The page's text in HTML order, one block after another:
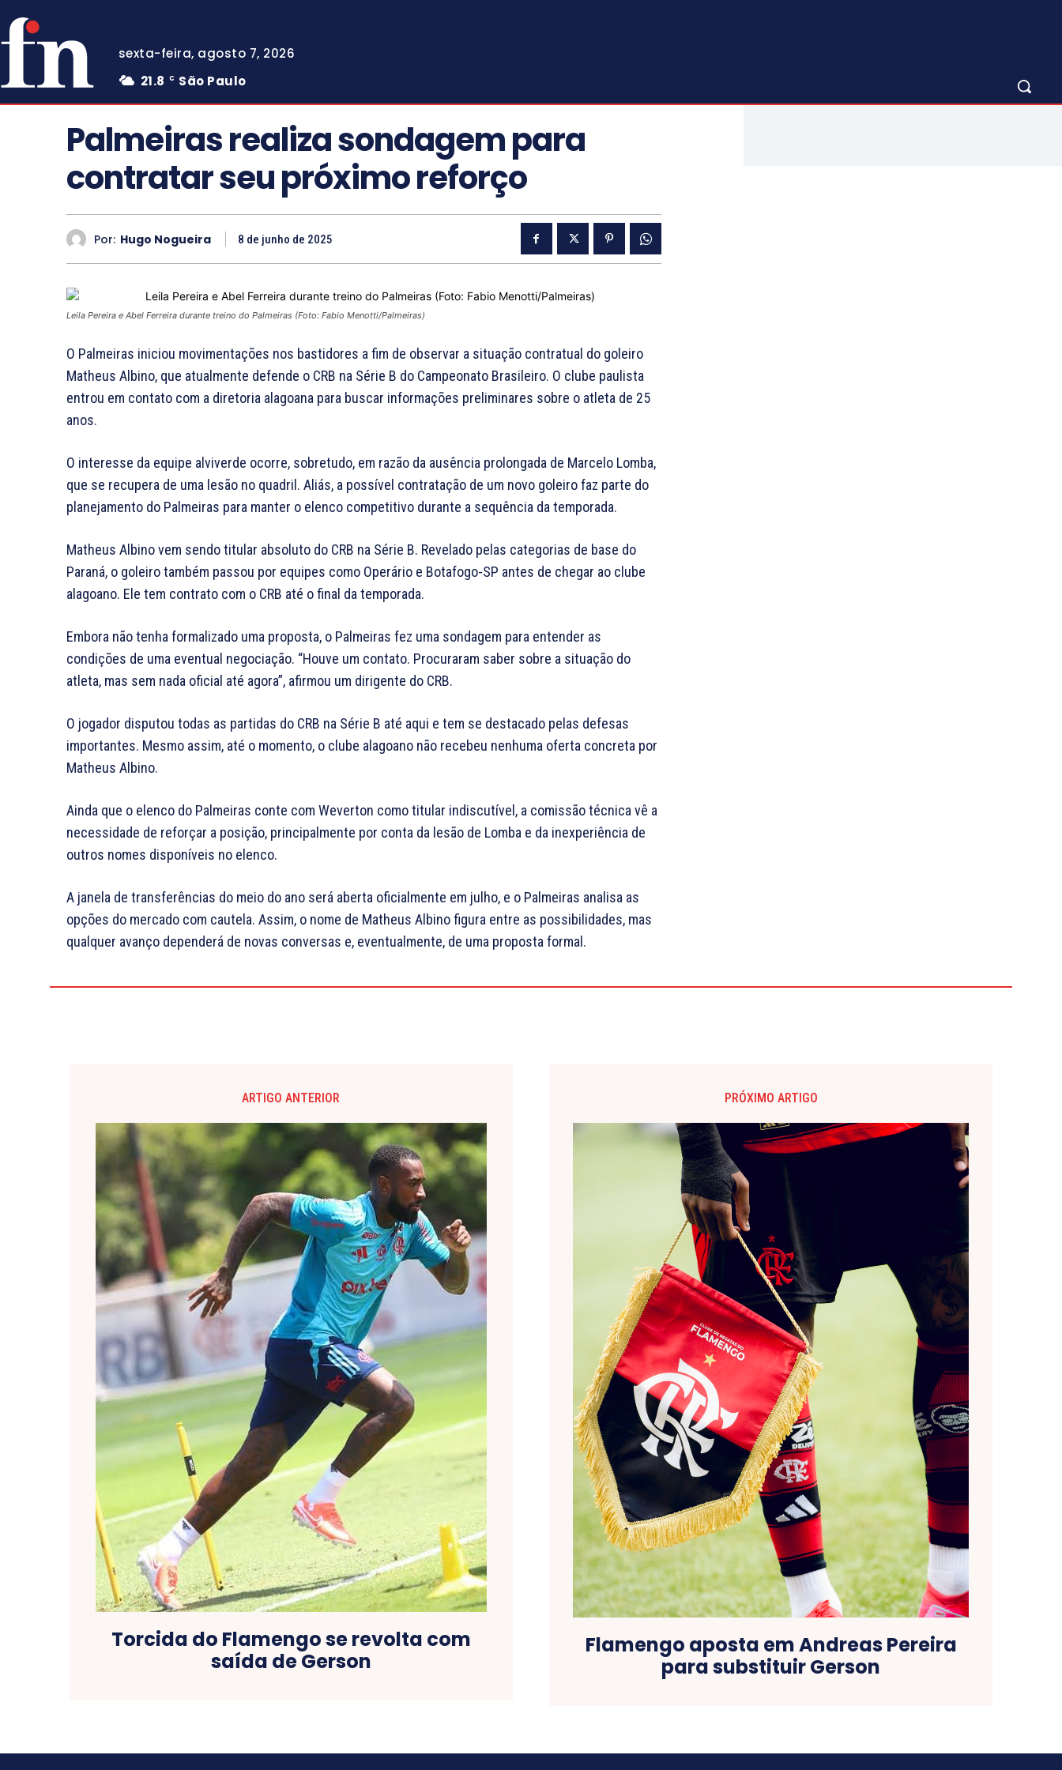
sexta-feira, agosto 7, 2026
21.8
C São Paulo
Palmeiras realiza sondagem para
contratar seu próximo reforço
Por: Hugo Nogueira 8 de junho de 2025
Leila Pereira e Abel Ferreira durante treino do Palmeiras (Foto: Fabio Menotti/Palmeiras)
O Palmeiras iniciou movimentações nos bastidores a fim de observar a situação contratual do goleiro
Matheus Albino, que atualmente defende o CRB na Série B do Campeonato Brasileiro. O clube paulista
entrou em contato com a diretoria alagoana para buscar informações preliminares sobre o atleta de 25
anos.
O interesse da equipe alviverde ocorre, sobretudo, em razão da ausência prolongada de Marcelo Lomba,
que se recupera de uma lesão no quadril. Aliás, a possível contratação de um novo goleiro faz parte do
planejamento do Palmeiras para manter o elenco competitivo durante a sequência da temporada.
Matheus Albino vem sendo titular absoluto do CRB na Série B. Revelado pelas categorias de base do
Paraná, o goleiro também passou por equipes como Operário e Botafogo-SP antes de chegar ao clube
alagoano. Ele tem contrato com o CRB até o final da temporada.
Embora não tenha formalizado uma proposta, o Palmeiras fez uma sondagem para entender as
condições de uma eventual negociação. “Houve um contato. Procuraram saber sobre a situação do
atleta, mas sem nada oficial até agora”, afirmou um dirigente do CRB.
O jogador disputou todas as partidas do CRB na Série B até aqui e tem se destacado pelas defesas
importantes. Mesmo assim, até o momento, o clube alagoano não recebeu nenhuma oferta concreta por
Matheus Albino.
Ainda que o elenco do Palmeiras conte com Weverton como titular indiscutível, a comissão técnica vê a
necessidade de reforçar a posição, principalmente por conta da lesão de Lomba e da inexperiência de
outros nomes disponíveis no elenco.
A janela de transferências do meio do ano será aberta oficialmente em julho, e o Palmeiras analisa as
opções do mercado com cautela. Assim, o nome de Matheus Albino figura entre as possibilidades, mas
qualquer avanço dependerá de novas conversas e, eventualmente, de uma proposta formal.
ARTIGO ANTERIOR
Torcida do Flamengo se revolta com
saída de Gerson
PRÓXIMO ARTIGO
Flamengo aposta em Andreas Pereira
para substituir Gerson